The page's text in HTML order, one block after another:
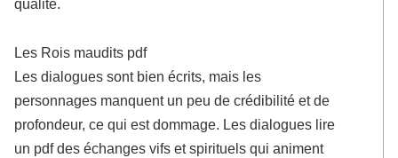
Les Rois maudits pdf
Les dialogues sont bien écrits, mais les
personnages manquent un peu de crédibilité et de
profondeur, ce qui est dommage. Les dialogues lire
un pdf des échanges vifs et spirituels qui animent